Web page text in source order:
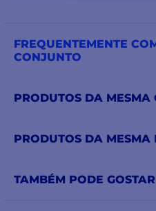
FREQUENTEMENTE
CONJUNTO
PRODUTOS DA MESMA
PRODUTOS DA MESMA
TAMBÉM PODE GOSTAR